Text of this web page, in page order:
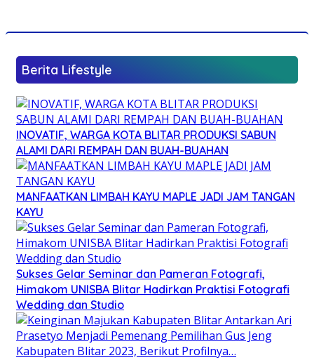
Berita Lifestyle
INOVATIF, WARGA KOTA BLITAR PRODUKSI SABUN
ALAMI DARI REMPAH DAN BUAH-BUAHAN
MANFAATKAN LIMBAH KAYU MAPLE JADI JAM TANGAN
KAYU
Sukses Gelar Seminar dan Pameran Fotografi,
Himakom UNISBA Blitar Hadirkan Praktisi Fotografi
Wedding dan Studio